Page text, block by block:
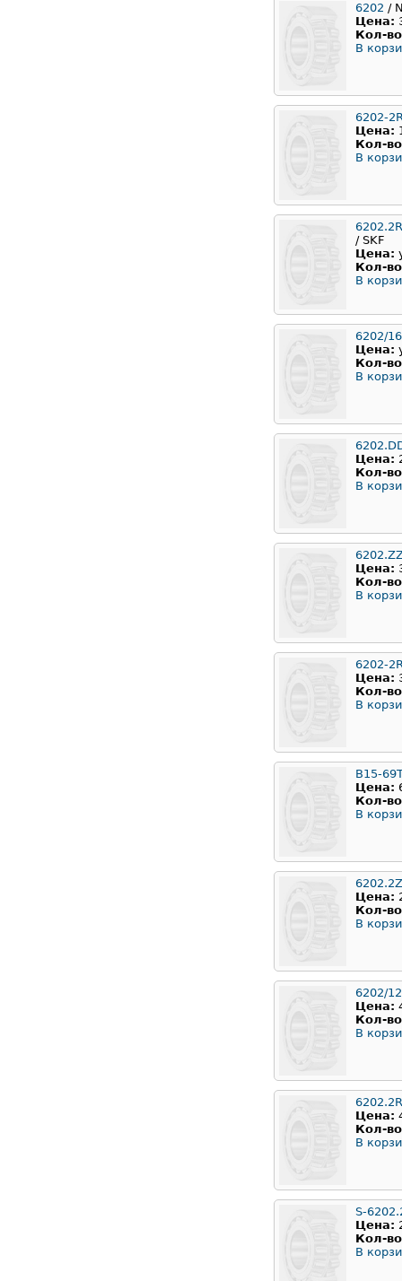
6202 /
Цена:
Кол-
В
6202-
Цена:
Кол-
В
/ SKF
Цена:
Кол-
В
6202/
Цена:
Кол-
В
Цена:
Кол-
В
Цена:
Кол-
В
6202-
Цена:
Кол-
В
B15-
Цена:
Кол-
В
6202.2Z
Цена:
Кол-
В
6202/
Цена:
Кол-
В
Цена:
Кол-
В
S-
Цена:
Кол-
В